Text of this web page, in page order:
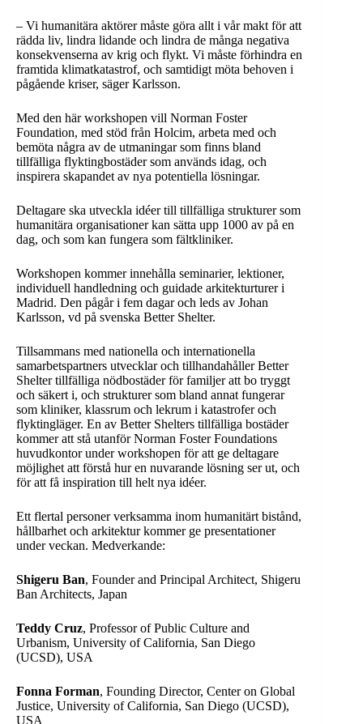
– Vi humanitära aktörer måste göra allt i vår makt för att
rädda liv, lindra lidande och lindra de många negativa
konsekvenserna av krig och flykt. Vi måste förhindra en
framtida klimatkatastrof, och samtidigt möta behoven i
pågående kriser, säger Karlsson.
Med den här workshopen vill Norman Foster
Foundation, med stöd från Holcim, arbeta med och
bemöta några av de utmaningar som finns bland
tillfälliga flyktingbostäder som används idag, och
inspirera skapandet av nya potentiella lösningar.
Deltagare ska utveckla idéer till tillfälliga strukturer som
humanitära organisationer kan sätta upp 1000 av på en
dag, och som kan fungera som fältkliniker.
Workshopen kommer innehålla seminarier, lektioner,
individuell handledning och guidade arkitekturturer i
Madrid. Den pågår i fem dagar och leds av Johan
Karlsson, vd på svenska Better Shelter.
Tillsammans med nationella och internationella
samarbetspartners utvecklar och tillhandahåller Better
Shelter tillfälliga nödbostäder för familjer att bo tryggt
och säkert i, och strukturer som bland annat fungerar
som kliniker, klassrum och lekrum i katastrofer och
flyktingläger. En av Better Shelters tillfälliga bostäder
kommer att stå utanför Norman Foster Foundations
huvudkontor under workshopen för att ge deltagare
möjlighet att förstå hur en nuvarande lösning ser ut, och
för att få inspiration till helt nya idéer.
Ett flertal personer verksamma inom humanitärt bistånd,
hållbarhet och arkitektur kommer ge presentationer
under veckan. Medverkande:
Shigeru Ban, Founder and Principal Architect, Shigeru
Ban Architects, Japan
Teddy Cruz, Professor of Public Culture and
Urbanism, University of California, San Diego
(UCSD), USA
Fonna Forman, Founding Director, Center on Global
Justice, University of California, San Diego (UCSD),
USA